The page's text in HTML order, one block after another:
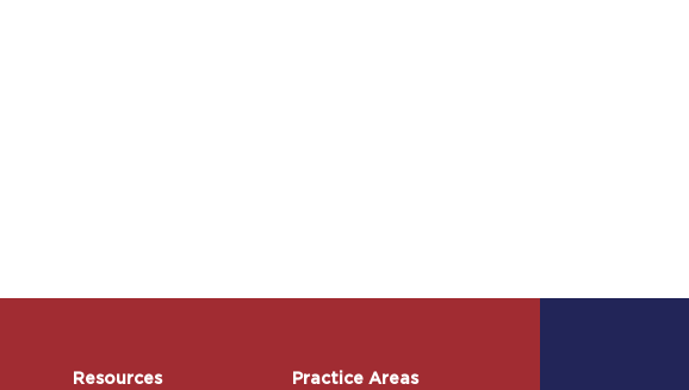
Resources Practice Areas